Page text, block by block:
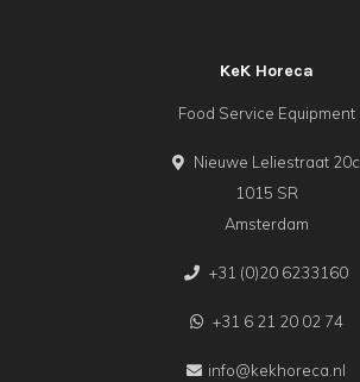
KeK Horeca
Food Service Equipment
Nieuwe Leliestraat 20c
1015 SR
Amsterdam
+31 (0)20 6233160
+31 6 21 20 02 74
info@kekhoreca.nl